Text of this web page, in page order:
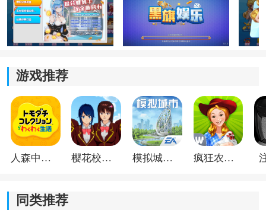
游戏采用两副完整扑克牌进行对局，总牌数为108张，其
中包含大小王。
游戏支持4人到8人同时参与，不同人数会影响发牌数量
以及底牌规则，玩家进入房间后系统会自动安排座位顺
序。
发牌方式
4人模式下，每位玩家获得25张手牌，额外保留8张底
游戏推荐
人森中文版 樱花校园模拟器1.048.00中文版 模拟城市我是巿长联机版 疯狂农场3美国派19
同类推荐